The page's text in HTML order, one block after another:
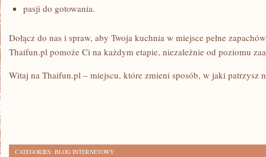
pasji do gotowania.
Dołącz do nas i spraw, aby Twoja kuchnia w miejsce pełne
Thaifun.pl pomoże Ci na każdym etapie, niezależnie od poziomu
Witaj na Thaifun.pl – miejscu, które zmieni sposób, w jaki patrzysz
CATEGORIES: BLOG INTERNETOWY